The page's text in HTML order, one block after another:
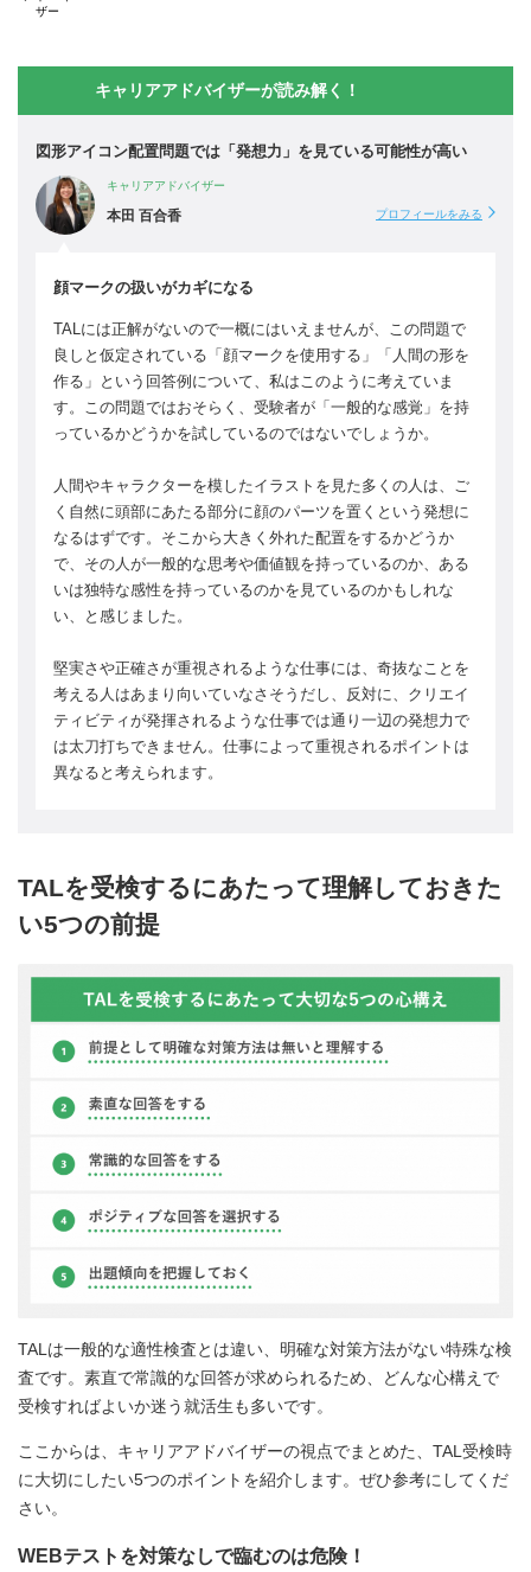
ザー
キャリアアドバイザーが読み解く！
図形アイコン配置問題では「発想力」を見ている可能性が高い
キャリアアドバイザー
本田 百合香 プロフィールをみる
顔マークの扱いがカギになる
TALには正解がないので一概にはいえませんが、この問題で
良しと仮定されている「顔マークを使用する」「人間の形を
作る」という回答例について、私はこのように考えていま
す。この問題ではおそらく、受験者が「一般的な感覚」を持
っているかどうかを試しているのではないでしょうか。
人間やキャラクターを模したイラストを見た多くの人は、ご
く自然に頭部にあたる部分に顔のパーツを置くという発想に
なるはずです。そこから大きく外れた配置をするかどうか
で、その人が一般的な思考や価値観を持っているのか、ある
いは独特な感性を持っているのかを見ているのかもしれな
い、と感じました。
堅実さや正確さが重視されるような仕事には、奇抜なことを
考える人はあまり向いていなさそうだし、反対に、クリエイ
ティビティが発揮されるような仕事では通り一辺の発想力で
は太刀打ちできません。仕事によって重視されるポイントは
異なると考えられます。
TALを受検するにあたって理解しておきた
い5つの前提
TALは一般的な適性検査とは違い、明確な対策方法がない特殊な検
査です。素直で常識的な回答が求められるため、どんな心構えで
受検すればよいか迷う就活生も多いです。
ここからは、キャリアアドバイザーの視点でまとめた、TAL受検時
に大切にしたい5つのポイントを紹介します。ぜひ参考にしてくだ
さい。
WEBテストを対策なしで臨むのは危険！